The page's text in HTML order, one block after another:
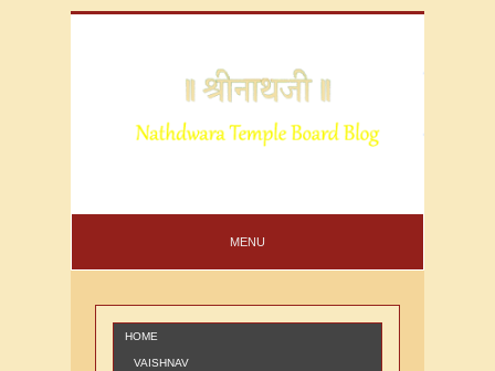
MENU
HOME
VAISHNAV